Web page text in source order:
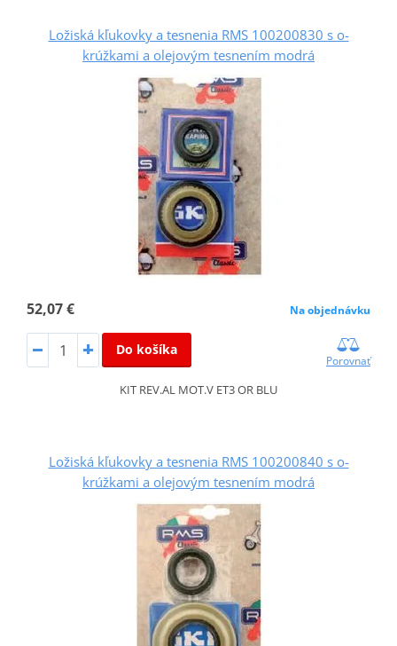
Ložiská kľukovky a tesnenia RMS 100200830 s o-
krúžkami a olejovým tesnením modrá
52,07 € Na objednávku
Do košíka
Porovnať
KIT REV.AL MOT.V ET3 OR BLU
Ložiská kľukovky a tesnenia RMS 100200840 s o-
krúžkami a olejovým tesnením modrá